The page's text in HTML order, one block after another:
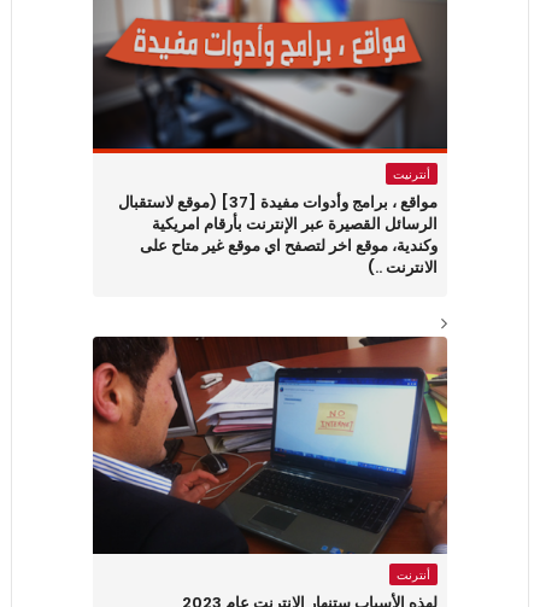
أنترنيت
مواقع ، برامج وأدوات مفيدة [37] (موقع لاستقبال
الرسائل القصيرة عبر الإنترنت بأرقام امريكية
وكندية، موقع اخر لتصفح اي موقع غير متاح على
الانترنت ..)
أنترنت
لهذه الأسباب ستنهار الإنترنت عام 2023